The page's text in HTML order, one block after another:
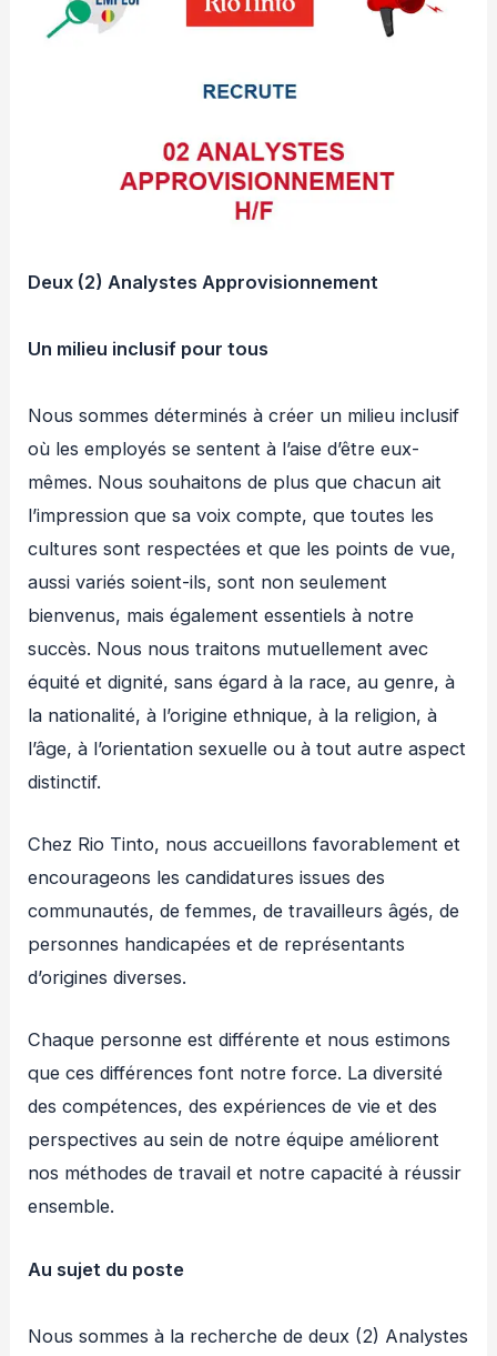
Deux (2) Analystes Approvisionnement
Un milieu inclusif pour tous
Nous sommes déterminés à créer un milieu inclusif
où les employés se sentent à l’aise d’être eux-
mêmes. Nous souhaitons de plus que chacun ait
l’impression que sa voix compte, que toutes les
cultures sont respectées et que les points de vue,
aussi variés soient-ils, sont non seulement
bienvenus, mais également essentiels à notre
succès. Nous nous traitons mutuellement avec
équité et dignité, sans égard à la race, au genre, à
la nationalité, à l’origine ethnique, à la religion, à
l’âge, à l’orientation sexuelle ou à tout autre aspect
distinctif.
Chez Rio Tinto, nous accueillons favorablement et
encourageons les candidatures issues des
communautés, de femmes, de travailleurs âgés, de
personnes handicapées et de représentants
d’origines diverses.
Chaque personne est différente et nous estimons
que ces différences font notre force. La diversité
des compétences, des expériences de vie et des
perspectives au sein de notre équipe améliorent
nos méthodes de travail et notre capacité à réussir
ensemble.
Au sujet du poste
Nous sommes à la recherche de deux (2) Analystes